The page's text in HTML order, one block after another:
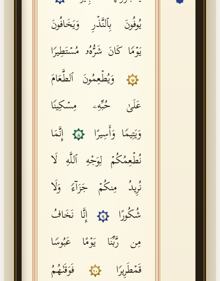
Tajweed Guide
Font Edition Tester
یُوفُونَ بِٱلنَّذۡرِ وَیَخَافُونَ
یَوۡمࣰا كَانَ شَرُّهُۥ مُسۡتَطِیرࣰا
٧
وَیُطۡعِمُونَ ٱلطَّعَامَ
عَلَىٰ حُبِّهِۦ مِسۡكِینࣰا
وَیَتِیمࣰا وَأَسِیرًا
٨
إِنَّمَا
نُطۡعِمُكُمۡ لِوَجۡهِ ٱللَّهِ لَا
نُرِیدُ مِنكُمۡ جَزَاۤءࣰ وَلَا
شُكُورًا
٩
إِنَّا نَخَافُ
مِن رَّبِّنَا یَوۡمًا عَبُوسࣰا
قَمۡطَرِیرࣰا
١٠
فَوَقَىٰهُمُ